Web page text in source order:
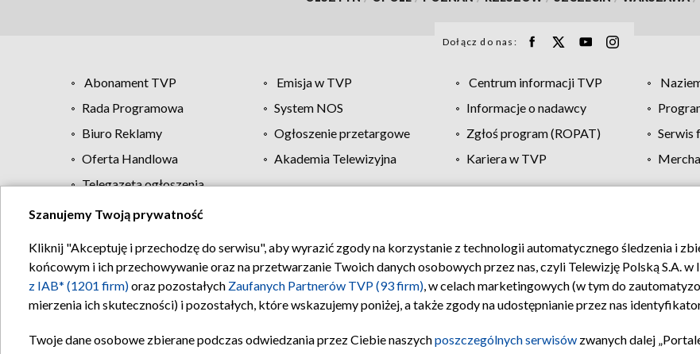
Dołącz do nas:
Abonament TVP Emisja w TVP Centrum informacji TVP
Rada Programowa
System NOS Informacje o nadawcy
Biuro Reklamy
Ogłoszenie przetargowe Zgłoś program (ROPAT)
Serwis
Oferta Handlowa
Akademia Telewizyjna Kariera w TVP
Telegazeta ogłoszenia
Regulamin TVP Polityka prywatności Moje zgody Pomoc Biuro
Szanujemy Twoją prywatność
Kliknij "Akceptuję i przechodzę do serwisu", aby wyrazić zgody na korzystanie z technologii automatycznego śledzenia i
końcowym i ich przechowywanie oraz na przetwarzanie Twoich danych osobowych przez nas, czyli Telewizję Polską S.A. w
z IAB* (1201 firm)oraz pozostałych Zaufanych Partnerów TVP (93 firm), w celach marketingowych (w tym do
mierzenia ich skuteczności) i pozostałych, które wskazujemy poniżej, a także zgody na udostępnianie przez nas
Twoje dane osobowe zbierane podczas odwiedzania przez Ciebie naszychposzczególnych serwisów zwanych dalej